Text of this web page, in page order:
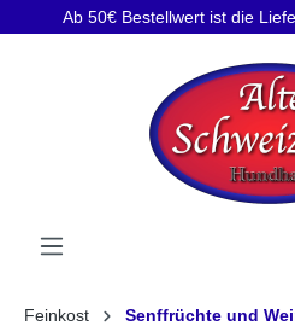
Ab 50€ Bestellwert ist die
Feinkost Senffrüchte und